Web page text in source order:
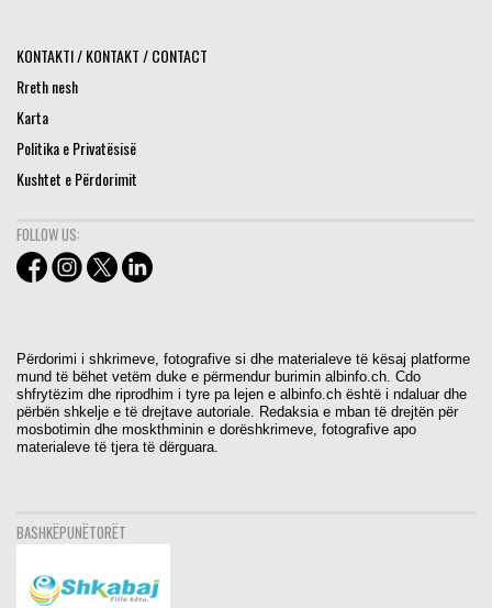
KONTAKTI / KONTAKT / CONTACT
Rreth nesh
Karta
Politika e Privatësisë
Kushtet e Përdorimit
FOLLOW US:
Përdorimi i shkrimeve, fotografive si dhe materialeve të kësaj platforme
mund të bëhet vetëm duke e përmendur burimin albinfo.ch. Cdo
shfrytëzim dhe riprodhim i tyre pa lejen e albinfo.ch është i ndaluar dhe
përbën shkelje e të drejtave autoriale. Redaksia e mban të drejtën për
mosbotimin dhe moskthminin e dorëshkrimeve, fotografive apo
materialeve të tjera të dërguara.
BASHKËPUNËTORËT